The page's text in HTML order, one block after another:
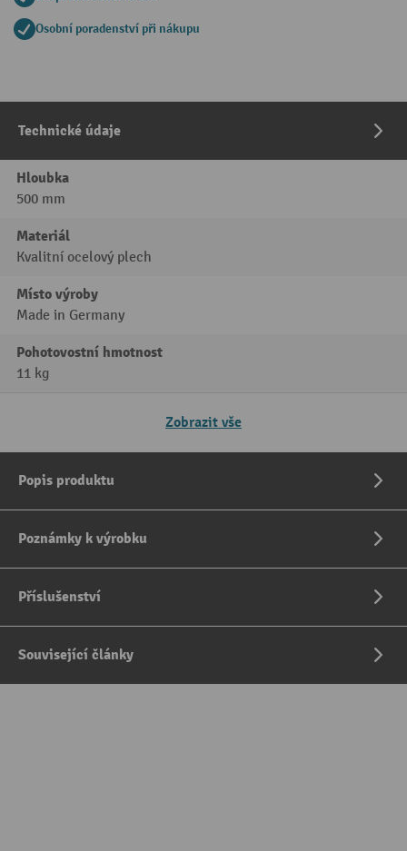
Osobní poradenství při nákupu
Technické údaje
Hloubka
500 mm
Materiál
Kvalitní ocelový plech
Místo výroby
Made in Germany
Pohotovostní hmotnost
11 kg
Zobrazit vše
Popis produktu
Poznámky k výrobku
Příslušenství
Související články